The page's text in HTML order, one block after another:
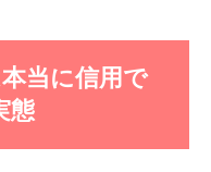
当に信用で
態